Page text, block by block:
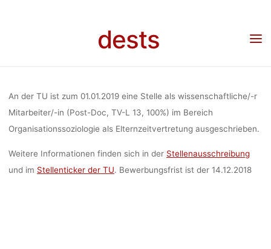
dests
(TU
dests
Stellenangebot: Wiss. Mitarbeiter/-in Post-Doc,
An der TU ist zum 01.01.2019 eine Stelle als wissenschaftliche/-r
Mitarbeiter/-in (Post-Doc, TV-L 13, 100%) im Bereich
Organisationssoziologie als Elternzeitvertretung ausgeschrieben.
Weitere Informationen finden sich in der Stellenausschreibung
und im Stellenticker der TU. Bewerbungsfrist ist der 14.12.2018